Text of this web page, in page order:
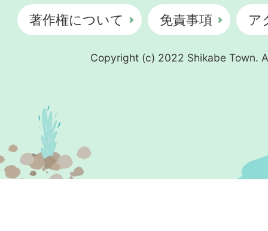
著作権について 免責事項 ア
Copyright (c) 2022 Shikabe Town.